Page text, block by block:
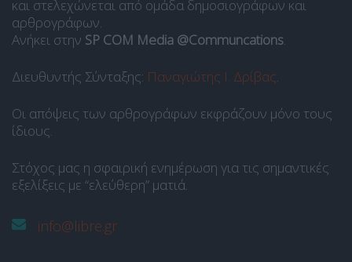
και στελεχώνεται από ομάδα δημοσιογράφων και
αρθρογράφων.
Ανήκει στην SP COM Media @Communcations.
Διευθυντής Σύνταξης: Παναγιώτης Ι. Δρίβας.
Οι απόψεις των αρθρογράφων εκφράζουν μόνο τους
ίδιους.
Στόχος μας η σφαιρική ενημέρωση για τις σημαντικές
εξελίξεις με “ελεύθερη” ματιά.
info@libre.gr